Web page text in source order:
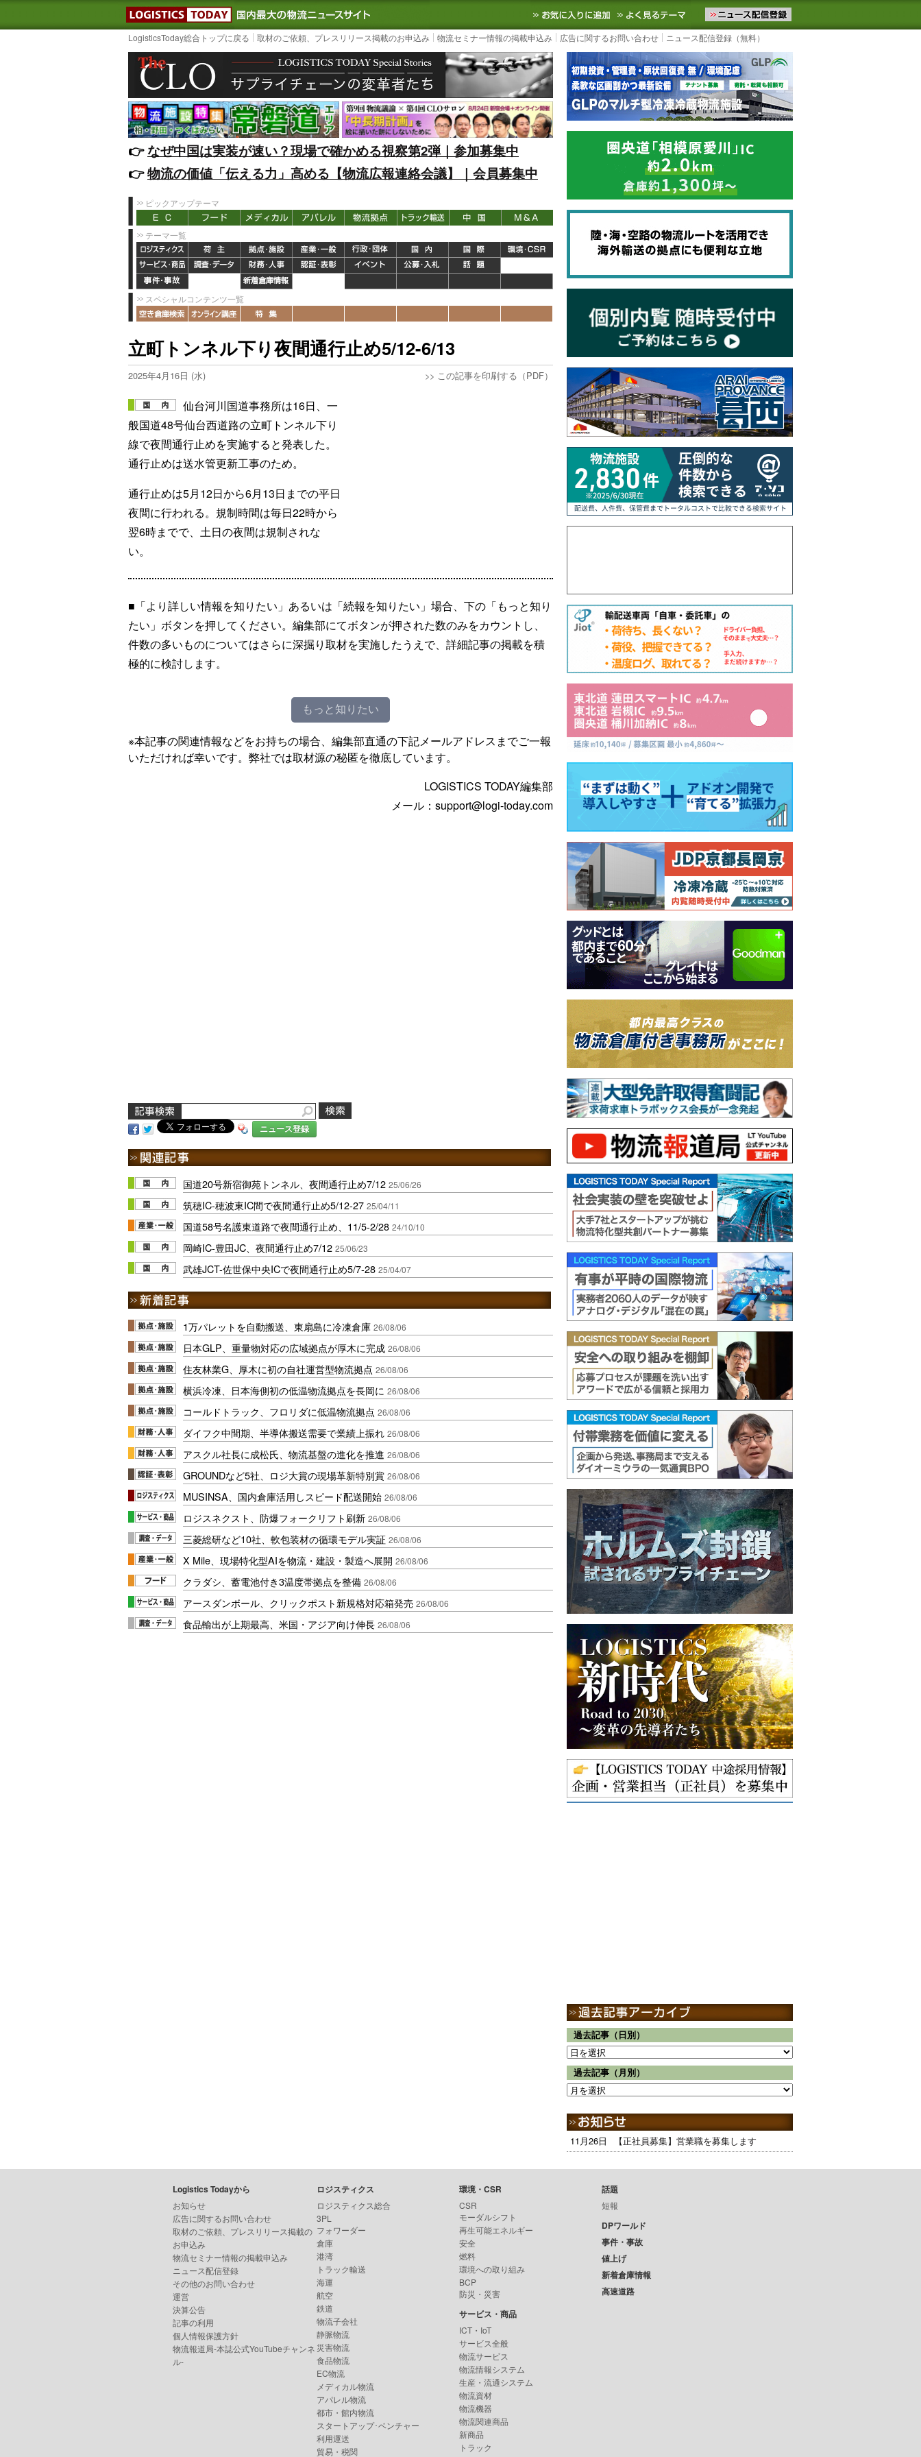
LOGISTICS TODAY｜国内最大の物流ニュースサイト3PL, SCMなど国内外の最新の物流ニュースをお届けします。物流ニュースメール配信を登録す
お気に入りに追加 よく見るテーマ
LogisticsToday総合トップに戻る 取材のご依頼、プレスリリース掲載のお申込み 物流セミナー情報の掲載申込み 広告に関するお問い合わせ ニュース配信登録（無料）
👉️なぜ中国は実装が速い？現場で確かめる視察第2弾｜参加募集中
👉️物流の価値「伝える力」高める【物流広報連絡会議】｜会員募集中
ピックアップテーマ
テーマ一覧
スペシャルコンテンツ一覧
立町トンネル下り夜間通行止め5/12-6/13
2025年4月16日 (水) >> この記事を印刷する（PDF）
仙台河川国道事務所は16日、一
般国道48号仙台西道路の立町トンネル下り
線で夜間通行止めを実施すると発表した。
通行止めは送水管更新工事のため。
通行止めは5月12日から6月13日までの平日
夜間に行われる。規制時間は毎日22時から
翌6時までで、土日の夜間は規制されな
い。
■「より詳しい情報を知りたい」あるいは「続報を知りたい」場合、下の「もっと知り
たい」ボタンを押してください。編集部にてボタンが押された数のみをカウントし、
件数の多いものについてはさらに深掘り取材を実施したうえで、詳細記事の掲載を積
極的に検討します。
もっと知りたい
※本記事の関連情報などをお持ちの場合、編集部直通の下記メールアドレスまでご一報
いただければ幸いです。弊社では取材源の秘匿を徹底しています。
LOGISTICS TODAY編集部
メール：support@logi-today.com
ニュース登録
国道20号新宿御苑トンネル、夜間通行止め7/12 25/06/26
筑穂IC-穂波東IC間で夜間通行止め5/12-27 25/04/11
国道58号名護東道路で夜間通行止め、11/5-2/28 24/10/10
岡崎IC-豊田JC、夜間通行止め7/12 25/06/23
武雄JCT-佐世保中央ICで夜間通行止め5/7-28 25/04/07
1万パレットを自動搬送、東扇島に冷凍倉庫 26/08/06
日本GLP、重量物対応の広域拠点が厚木に完成 26/08/06
住友林業G、厚木に初の自社運営型物流拠点 26/08/06
横浜冷凍、日本海側初の低温物流拠点を長岡に 26/08/06
コールドトラック、フロリダに低温物流拠点 26/08/06
ダイフク中間期、半導体搬送需要で業績上振れ 26/08/06
アスクル社長に成松氏、物流基盤の進化を推進 26/08/06
GROUNDなど5社、ロジ大賞の現場革新特別賞 26/08/06
MUSINSA、国内倉庫活用しスピード配送開始 26/08/06
ロジスネクスト、防爆フォークリフト刷新 26/08/06
三菱総研など10社、軟包装材の循環モデル実証 26/08/06
X Mile、現場特化型AIを物流・建設・製造へ展開 26/08/06
クラダシ、蓄電池付き3温度帯拠点を整備 26/08/06
アースダンボール、クリックポスト新規格対応箱発売 26/08/06
食品輸出が上期最高、米国・アジア向け伸長 26/08/06
過去記事（日別）
過去記事（月別）
11月26日 【正社員募集】営業職を募集します
Logistics Todayから
お知らせ
広告に関するお問い合わせ
取材のご依頼、プレスリリース掲載の
お申込み
物流セミナー情報の掲載申込み
ニュース配信登録
その他のお問い合わせ
運営
決算公告
記事の利用
個人情報保護方針
物流報道局-本誌公式YouTubeチャンネ
ル-
ロジスティクス
ロジスティクス総合
3PL
フォワーダー
倉庫
港湾
トラック輸送
海運
航空
鉄道
物流子会社
静脈物流
災害物流
食品物流
EC物流
メディカル物流
アパレル物流
都市・館内物流
スタートアップ･ベンチャー
利用運送
貿易・税関
環境・CSR
CSR
モーダルシフト
再生可能エネルギー
安全
燃料
環境への取り組み
BCP
防災・災害
サービス・商品
ICT・IoT
サービス全般
物流サービス
物流情報システム
生産・流通システム
物流資材
物流機器
物流関連商品
新商品
トラック
話題
短報
DPワールド
事件・事故
値上げ
新着倉庫情報
高速道路